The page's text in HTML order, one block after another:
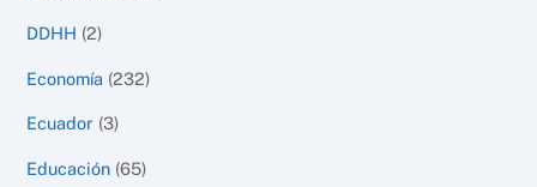
DDHH (2)
Economía (232)
Ecuador (3)
Educación (65)